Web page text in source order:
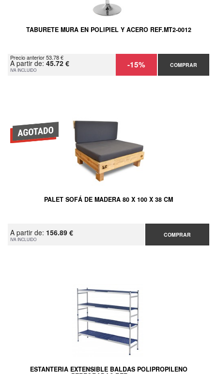
TABURETE MURA EN POLIPIEL Y ACERO REF.MT2-0012
Precio anterior 53.78 €
A partir de: 45.72 €
IVA INCLUIDO -15% COMPRAR
PALET SOFÁ DE MADERA 80 X 100 X 38 CM
A partir de: 156.89 €
IVA INCLUIDO
COMPRAR
ESTANTERIA EXTENSIBLE BALDAS POLIPROPILENO